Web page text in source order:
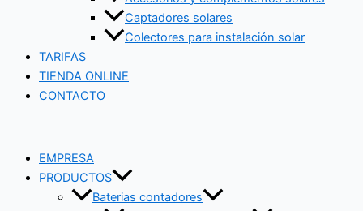
Captadores solares
Colectores para instalación solar
TARIFAS
TIENDA ONLINE
CONTACTO
EMPRESA
PRODUCTOS
Baterias contadores